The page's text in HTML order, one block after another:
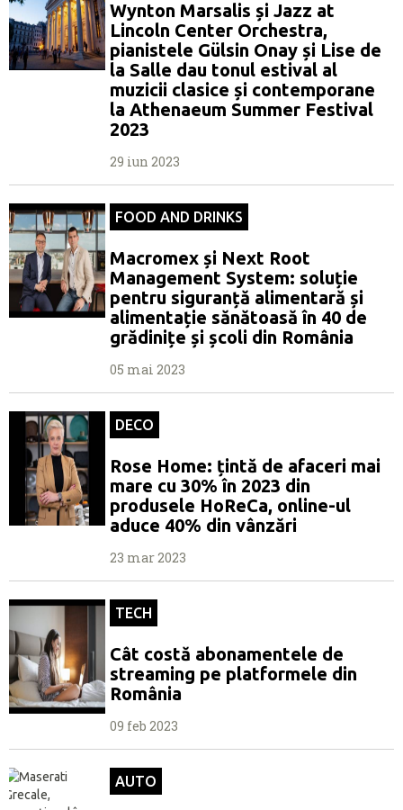
Wynton Marsalis și Jazz at
Lincoln Center Orchestra,
pianistele Gülsin Onay și Lise de
la Salle dau tonul estival al
muzicii clasice și contemporane
la Athenaeum Summer Festival
2023
29 iun 2023
FOOD AND DRINKS
Macromex și Next Root
Management System: soluție
pentru siguranță alimentară și
alimentație sănătoasă în 40 de
grădinițe și școli din România
05 mai 2023
DECO
Rose Home: țintă de afaceri mai
mare cu 30% în 2023 din
produsele HoReCa, online-ul
aduce 40% din vânzări
23 mar 2023
TECH
Cât costă abonamentele de
streaming pe platformele din
România
09 feb 2023
AUTO